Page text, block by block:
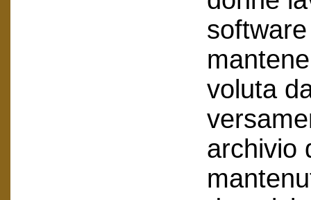
voluta
archivio